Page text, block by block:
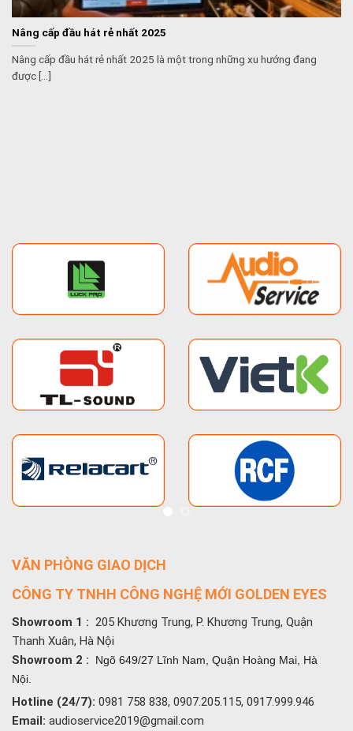
Nâng cấp đầu hát rẻ nhất 2025
Nâng cấp đầu hát rẻ nhất 2025 là một trong những xu hướng đang
được [...]
VĂN PHÒNG GIAO DỊCH
CÔNG TY TNHH CÔNG NGHỆ MỚI GOLDEN EYES
Showroom 1 : 205 Khương Trung, P. Khương Trung, Quận
Thanh Xuân, Hà Nội
Showroom 2 :
Ngõ 649/27 Lĩnh Nam, Quận Hoàng Mai, Hà
Nội.
Hotline (24/7): 0981 758 838, 0907.205.115, 0917.999.946
Email: audioservice2019@gmail.com